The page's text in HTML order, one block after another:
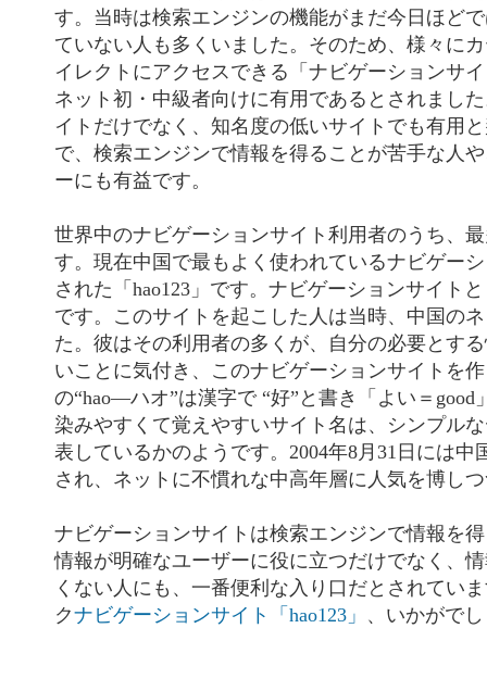
す。当時は検索エンジンの機能がまだ今日ほど
ていない人も多くいました。そのため、様々に
イレクトにアクセスできる「ナビゲーションサ
ネット初・中級者向けに有用であるとされまし
イトだけでなく、知名度の低いサイトでも有用
で、検索エンジンで情報を得ることが苦手な人
ーにも有益です。
世界中のナビゲーションサイト利用者のうち、
す。現在中国で最もよく使われているナビゲー
された「hao123」です。ナビゲーションサイト
です。このサイトを起こした人は当時、中国の
た。彼はその利用者の多くが、自分の必要とす
いことに気付き、このナビゲーションサイトを
の“hao―ハオ”は漢字で “好”と書き「よい＝
染みやすくて覚えやすいサイト名は、シンプル
表しているかのようです。2004年8月31日には中
され、ネットに不慣れな中高年層に人気を博し
ナビゲーションサイトは検索エンジンで情報を
情報が明確なユーザーに役に立つだけでなく、
くない人にも、一番便利な入り口だとされてい
クナビゲーションサイト「hao123」 、いかがで